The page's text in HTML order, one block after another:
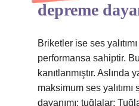
depreme
Briketler ise ses
performansa sahiptir.
kanıtlanmıştır.
maksimum ses yalıtımı
dayanımı; tuğlalar: